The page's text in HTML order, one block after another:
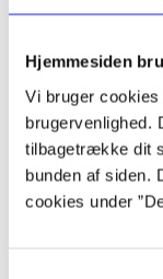
Hjemmesiden
Vi bruger
brugervenlighed.
tilbagetrække dit
bunden af siden.
cookies under
...
...